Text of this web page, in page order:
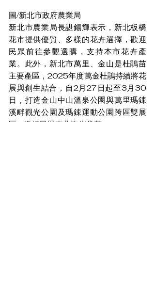
圖/新北市政府農業局
新北市農業局長諶錫輝表示，新北板橋
花市提供優質、多樣的花卉選擇，歡迎
民眾前往參觀選購，支持本市花卉產
業。此外，新北市萬里、金山是杜鵑苗
主要產區，2025年度萬金杜鵑持續將花
展與創生結合，自2月27日起至3月30
日，打造金山中山溫泉公園與萬里瑪鋉
溪畔觀光公園及瑪鋉運動公園跨區雙展
區，邀請民眾來北海岸賞花。